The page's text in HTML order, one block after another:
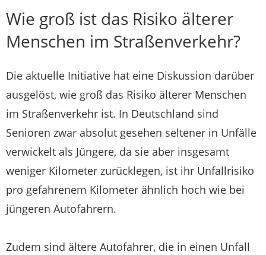
Wie groß ist das Risiko älterer
Menschen im Straßenverkehr?
Die aktuelle Initiative hat eine Diskussion darüber
ausgelöst, wie groß das Risiko älterer Menschen
im Straßenverkehr ist. In Deutschland sind
Senioren zwar absolut gesehen seltener in Unfälle
verwickelt als Jüngere, da sie aber insgesamt
weniger Kilometer zurücklegen, ist ihr Unfallrisiko
pro gefahrenem Kilometer ähnlich hoch wie bei
jüngeren Autofahrern.
Zudem sind ältere Autofahrer, die in einen Unfall